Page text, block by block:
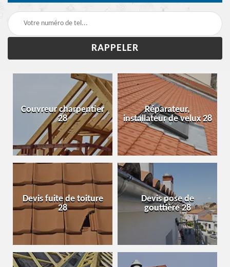
Couvreur charpentier
28
Réparateur,
installateur de velux 28
Devis fuite de toiture
28
Devis pose de
gouttière 28